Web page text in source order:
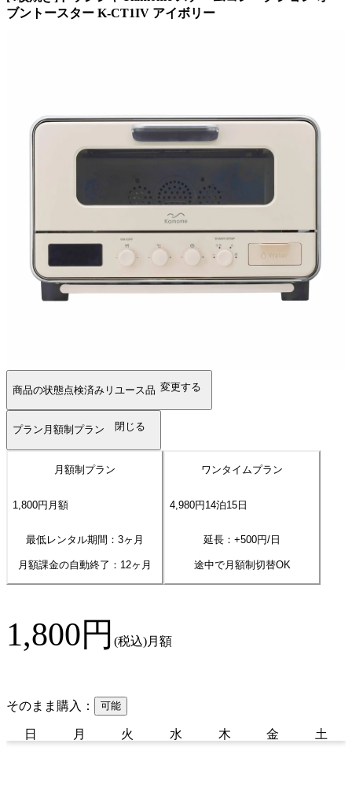
ブントースター K-CT1IV アイボリー
商品の状態点検済みリユース品 変更する
プラン 月額制プラン 閉じる
月額制プラン
1,800円 月額
最低レンタル期間：3ヶ月
月額課金の自動終了： 12ヶ月
ワンタイムプラン
4,980円14泊15日
延長：+500円/日
途中で月額制切替OK
1,800円 (税込)月額
そのまま購入： 可能
日 月 火 水 木 金 土